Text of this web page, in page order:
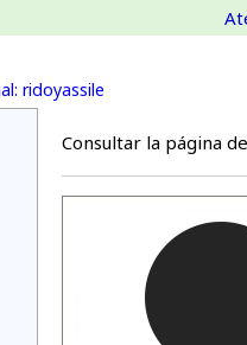
ridoyassile
Consultar la página